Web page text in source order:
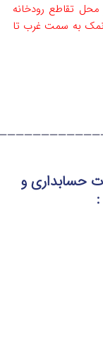
تقاطع رودخانه
نمک به سمت غرب تا
حسابداری و